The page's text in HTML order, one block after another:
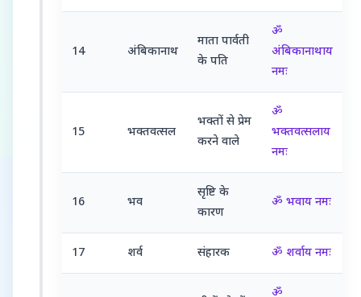
14 अंबिकानाथ
माता पार्वती
के पति
ॐ
अंबिकानाथाय
नमः
15 भक्तवत्सल
भक्तों से प्रेम
करने वाले
ॐ
भक्तवत्सलाय
नमः
16 भव
सृष्टि के
कारण
ॐ भवाय नमः
17 शर्व संहारक ॐ शर्वाय नमः
ॐ